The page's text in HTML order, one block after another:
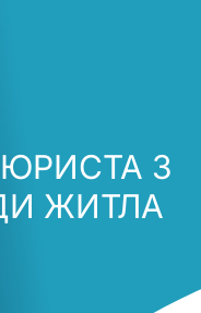
З
ЖИТЛА